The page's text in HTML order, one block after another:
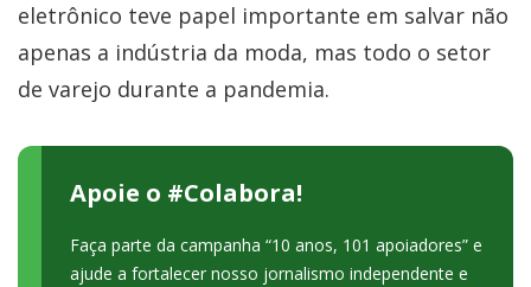
eletrônico teve papel importante em salvar não
apenas a indústria da moda, mas todo o setor
de varejo durante a pandemia.
Apoie o #Colabora!
Faça parte da campanha “10 anos, 101 apoiadores” e
ajude a fortalecer nosso jornalismo independente e